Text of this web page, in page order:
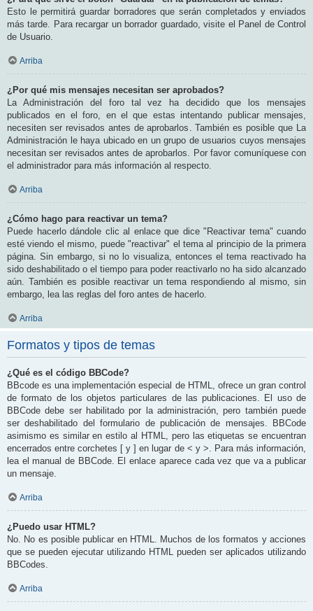
Esto le permitirá guardar borradores que serán completados y enviados
más tarde. Para recargar un borrador guardado, visite el Panel de Control
de Usuario.
Arriba
¿Por qué mis mensajes necesitan ser aprobados?
La Administración del foro tal vez ha decidido que los mensajes
publicados en el foro, en el que estas intentando publicar mensajes,
necesiten ser revisados antes de aprobarlos. También es posible que La
Administración le haya ubicado en un grupo de usuarios cuyos mensajes
necesitan ser revisados antes de aprobarlos. Por favor comuníquese con
el administrador para más información al respecto.
Arriba
¿Cómo hago para reactivar un tema?
Puede hacerlo dándole clic al enlace que dice "Reactivar tema" cuando
esté viendo el mismo, puede "reactivar" el tema al principio de la primera
página. Sin embargo, si no lo visualiza, entonces el tema reactivado ha
sido deshabilitado o el tiempo para poder reactivarlo no ha sido alcanzado
aún. También es posible reactivar un tema respondiendo al mismo, sin
embargo, lea las reglas del foro antes de hacerlo.
Arriba
Formatos y tipos de temas
¿Qué es el código BBCode?
BBcode es una implementación especial de HTML, ofrece un gran control
de formato de los objetos particulares de las publicaciones. El uso de
BBCode debe ser habilitado por la administración, pero también puede
ser deshabilitado del formulario de publicación de mensajes. BBCode
asimismo es similar en estilo al HTML, pero las etiquetas se encuentran
encerrados entre corchetes [ y ] en lugar de < y >. Para más información,
lea el manual de BBCode. El enlace aparece cada vez que va a publicar
un mensaje.
Arriba
¿Puedo usar HTML?
No. No es posible publicar en HTML. Muchos de los formatos y acciones
que se pueden ejecutar utilizando HTML pueden ser aplicados utilizando
BBCodes.
Arriba